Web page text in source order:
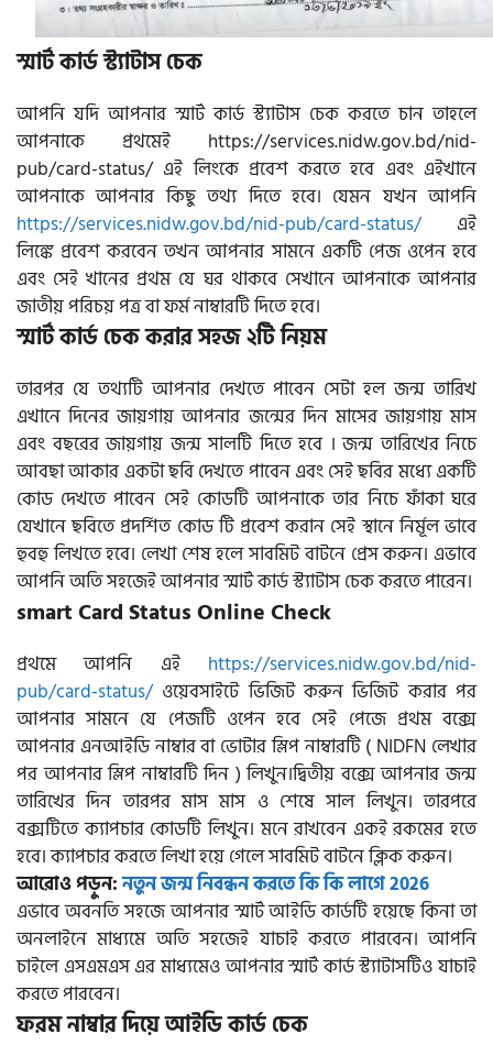
স্মার্ট কার্ড স্ট্যাটাস চেক
আপনি যদি আপনার স্মার্ট কার্ড স্ট্যাটাস চেক করতে চান তাহলে
আপনাকে প্রথমেই https://services.nidw.gov.bd/nid-
pub/card-status/ এই লিংকে প্রবেশ করতে হবে এবং এইখানে
আপনাকে আপনার কিছু তথ্য দিতে হবে। যেমন যখন আপনি
https://services.nidw.gov.bd/nid-pub/card-status/ এই
লিঙ্কে প্রবেশ করবেন তখন আপনার সামনে একটি পেজ ওপেন হবে
এবং সেই খানের প্রথম যে ঘর থাকবে সেখানে আপনাকে আপনার
জাতীয় পরিচয় পত্র বা ফর্ম নাম্বারটি দিতে হবে।
স্মার্ট কার্ড চেক করার সহজ ২টি নিয়ম
তারপর যে তথ্যটি আপনার দেখতে পাবেন সেটা হল জন্ম তারিখ
এখানে দিনের জায়গায় আপনার জন্মের দিন মাসের জায়গায় মাস
এবং বছরের জায়গায় জন্ম সালটি দিতে হবে । জন্ম তারিখের নিচে
আবছা আকার একটা ছবি দেখতে পাবেন এবং সেই ছবির মধ্যে একটি
কোড দেখতে পাবেন সেই কোডটি আপনাকে তার নিচে ফাঁকা ঘরে
যেখানে ছবিতে প্রদর্শিত কোড টি প্রবেশ করান সেই স্থানে নির্মূল ভাবে
হুবহু লিখতে হবে। লেখা শেষ হলে সাবমিট বাটনে প্রেস করুন। এভাবে
আপনি অতি সহজেই আপনার স্মার্ট কার্ড স্ট্যাটাস চেক করতে পারেন।
smart Card Status Online Check
প্রথমে আপনি এই https://services.nidw.gov.bd/nid-
pub/card-status/ওয়েবসাইটে ভিজিট করুন ভিজিট করার পর
আপনার সামনে যে পেজটি ওপেন হবে সেই পেজে প্রথম বক্সে
আপনার এনআইডি নাম্বার বা ভোটার স্লিপ নাম্বারটি ( NIDFN লেখার
পর আপনার স্লিপ নাম্বারটি দিন ) লিখুন।দ্বিতীয় বক্সে আপনার জন্ম
তারিখের দিন তারপর মাস মাস ও শেষে সাল লিখুন। তারপরে
বক্সটিতে ক্যাপচার কোডটি লিখুন। মনে রাখবেন একই রকমের হতে
হবে। ক্যাপচার করতে লিখা হয়ে গেলে সাবমিট বাটনে ক্লিক করুন।
আরোও পড়ুন:নতুন জন্ম নিবন্ধন করতে কি কি লাগে 2026
এভাবে অবনতি সহজে আপনার স্মার্ট আইডি কার্ডটি হয়েছে কিনা তা
অনলাইনে মাধ্যমে অতি সহজেই যাচাই করতে পারবেন। আপনি
চাইলে এসএমএস এর মাধ্যমেও আপনার স্মার্ট কার্ড স্ট্যাটাসটিও যাচাই
করতে পারবেন।
ফরম নাম্বার দিয়ে আইডি কার্ড চেক